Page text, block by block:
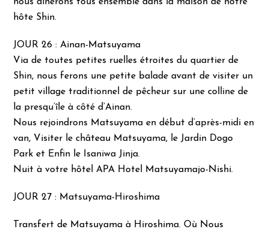
nous dinerons tous ensemble dans la maison de notre
hôte Shin.
JOUR 26 : Ainan-Matsuyama
Via de toutes petites ruelles étroites du quartier de
Shin, nous ferons une petite balade avant de visiter un
petit village traditionnel de pêcheur sur une colline de
la presqu’île à côté d’Ainan.
Nous rejoindrons Matsuyama en début d’après-midi en
van, Visiter le château Matsuyama, le Jardin Dogo
Park et Enfin le Isaniwa Jinja.
Nuit à votre hôtel APA Hotel Matsuyamajo-Nishi.
JOUR 27 : Matsuyama-Hiroshima
Transfert de Matsuyama à Hiroshima. Où Nous